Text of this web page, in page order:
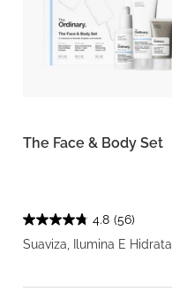
The Face & Body Set
4.8 (56)
Suaviza, Ilumina E Hidrata